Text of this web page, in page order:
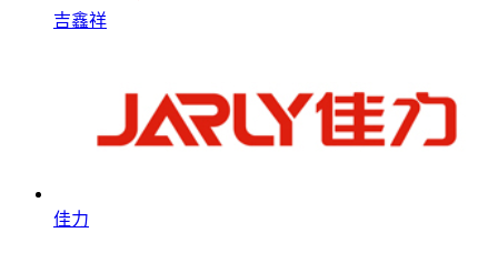
吉鑫祥
佳力